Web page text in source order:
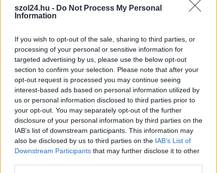
szol24.hu - Do Not Process My Personal
Information
If you wish to opt-out of the sale, sharing to third parties, or
processing of your personal or sensitive information for
targeted advertising by us, please use the below opt-out
section to confirm your selection. Please note that after your
opt-out request is processed you may continue seeing
interest-based ads based on personal information utilized by
us or personal information disclosed to third parties prior to
your opt-out. You may separately opt-out of the further
disclosure of your personal information by third parties on the
IAB’s list of downstream participants. This information may
also be disclosed by us to third parties on the IAB’s List of
Downstream Participants that may further disclose it to other
Kék hírek
Horváth Zsolt